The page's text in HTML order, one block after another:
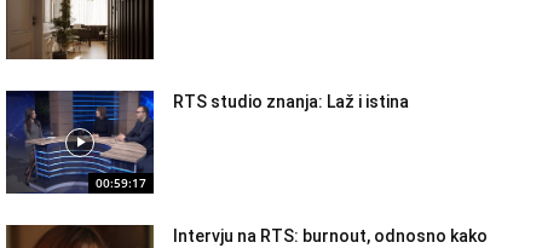
00:59:17
RTS studio znanja: Laž i istina
Intervju na RTS: burnout, odnosno kako